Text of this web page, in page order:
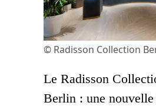
© Radisson Collection
Le Radisson
Berlin : une nouvelle